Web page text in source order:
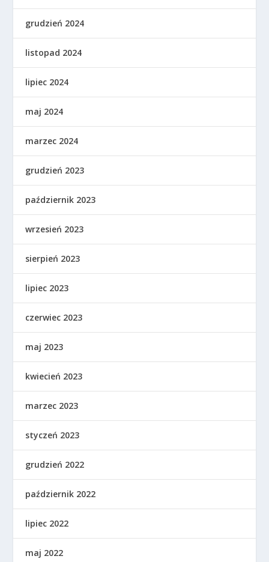
grudzień 2024
listopad 2024
lipiec 2024
maj 2024
marzec 2024
grudzień 2023
październik 2023
wrzesień 2023
sierpień 2023
lipiec 2023
czerwiec 2023
maj 2023
kwiecień 2023
marzec 2023
styczeń 2023
grudzień 2022
październik 2022
lipiec 2022
maj 2022